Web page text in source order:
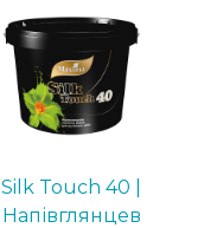
Silk Touch 40 |
Напівглянцев